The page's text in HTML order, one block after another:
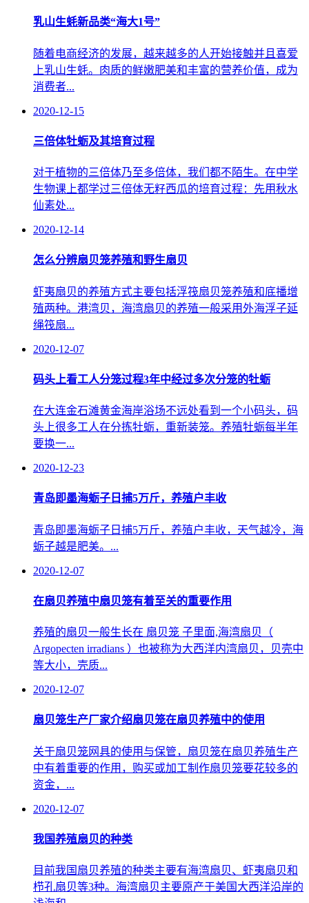
乳山生蚝新品类“海大1号”
随着电商经济的发展，越来越多的人开始接触并且喜爱
上乳山生蚝。肉质的鲜嫩肥美和丰富的营养价值，成为
消费者...
2020-12-15
三倍体牡蛎及其培育过程
对于植物的三倍体乃至多倍体，我们都不陌生。在中学
生物课上都学过三倍体无籽西瓜的培育过程：先用秋水
仙素处...
2020-12-14
怎么分辨扇贝笼养殖和野生扇贝
虾夷扇贝的养殖方式主要包括浮筏扇贝笼养殖和底播增
殖两种。港湾贝，海湾扇贝的养殖一般采用外海浮子延
绳筏扇...
2020-12-07
码头上看工人分笼过程3年中经过多次分笼的牡蛎
在大连金石滩黄金海岸浴场不远处看到一个小码头，码
头上很多工人在分拣牡蛎，重新装笼。养殖牡蛎每半年
要换一...
2020-12-23
青岛即墨海蛎子日捕5万斤，养殖户丰收
青岛即墨海蛎子日捕5万斤，养殖户丰收，天气越冷，海
蛎子越是肥美。...
2020-12-07
在扇贝养殖中扇贝笼有着至关的重要作用
养殖的扇贝一般生长在 扇贝笼 子里面,海湾扇贝（
Argopecten irradians ）也被称为大西洋内湾扇贝，贝壳中
等大小，壳质...
2020-12-07
扇贝笼生产厂家介绍扇贝笼在扇贝养殖中的使用
关于扇贝笼网具的使用与保管，扇贝笼在扇贝养殖生产
中有着重要的作用，购买或加工制作扇贝笼要花较多的
资金，...
2020-12-07
我国养殖扇贝的种类
目前我国扇贝养殖的种类主要有海湾扇贝、虾夷扇贝和
栉孔扇贝等3种。海湾扇贝主要原产于美国大西洋沿岸的